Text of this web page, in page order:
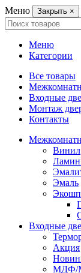
Меню Закрыть ×
Search
for:
Меню
Категории
Все товары
Входные
Монтаж
Контакты
Винил
Эмаль
Входные
Акция
МДФ/